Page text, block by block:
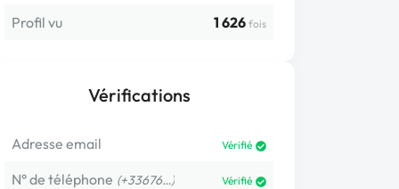
Profil vu
1 626 fois
Vérifications
Adresse email Vérifié
N° de téléphone (+33676…) Vérifié